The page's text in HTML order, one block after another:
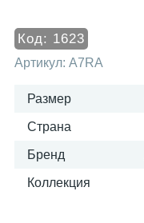
Код: 1623
Артикул: A7RA
Размер
Страна
Бренд
Коллекция